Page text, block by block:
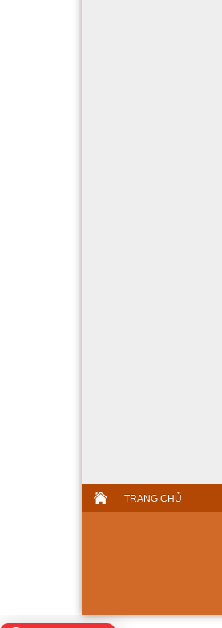
TRANG CHỦ